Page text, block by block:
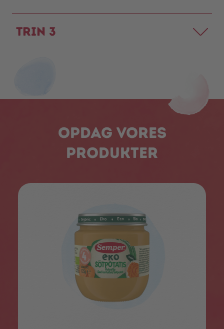
Trin 3
Opdag vores
produkter